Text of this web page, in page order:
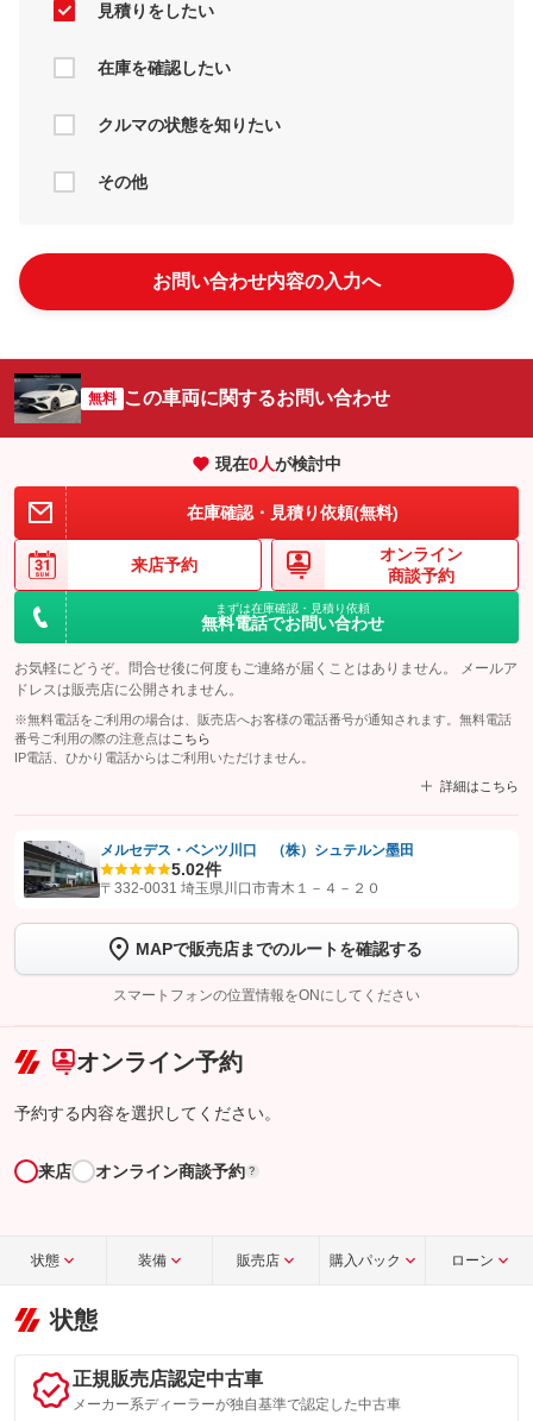
見積りをしたい
在庫を確認したい
クルマの状態を知りたい
その他
お問い合わせ内容の入力へ
無料 この車両に関するお問い合わせ
現在0人が検討中
在庫確認・見積り依頼(無料)
来店予約
オンライン
商談予約
まずは在庫確認・見積り依頼
無料電話でお問い合わせ
お気軽にどうぞ。問合せ後に何度もご連絡が届くことはありません。 メールア
ドレスは販売店に公開されません。
※無料電話をご利用の場合は、販売店へお客様の電話番号が通知されます。無料電話
番号ご利用の際の注意点は こちら
IP電話、ひかり電話からはご利用いただけません。
詳細はこちら
【STEP1】認証画面でグーネットを友だち追加してから「許可する」ボタンを押
トーク画面で
ボタンをタップして問い合わせを
完了してください。
こちら
メルセデス・ベンツ川口 （株）シュテルン墨田
5.02件
〒332-0031 埼玉県川口市青木１－４－２０
MAPで販売店までのルートを確認する
スマートフォンの位置情報をONにしてください
オンライン予約
予約する内容を選択してください。
来店 オンライン商談予約 ?
状態 装備 販売店 購入パック ローン
状態
正規販売店認定中古車
メーカー系ディーラーが独自基準で認定した中古車